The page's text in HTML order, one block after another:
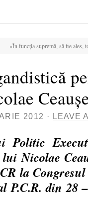
«În funcţia supremă, să fie ales,
2012 · LEAVE
Politic
Nicolae
la
P.C.R. din 28